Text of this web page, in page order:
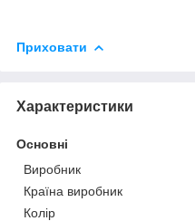
Приховати
Характеристики
Основні
Виробник
Країна виробник
Колір